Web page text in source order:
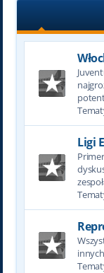
Ligi